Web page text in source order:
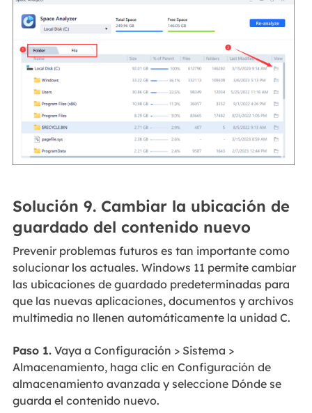
Solución 9. Cambiar la ubicación de
guardado del contenido nuevo
Prevenir problemas futuros es tan importante como
solucionar los actuales. Windows 11 permite cambiar
las ubicaciones de guardado predeterminadas para
que las nuevas aplicaciones, documentos y archivos
multimedia no llenen automáticamente la unidad C.
Paso 1.Vaya a Configuración > Sistema >
Almacenamiento, haga clic en Configuración de
almacenamiento avanzada y seleccione Dónde se
guarda el contenido nuevo.